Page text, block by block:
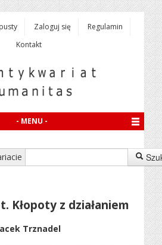
Zaloguj się
Regulamin
Kontakt
- MENU -
Kłopoty z działaniem
Trznadel